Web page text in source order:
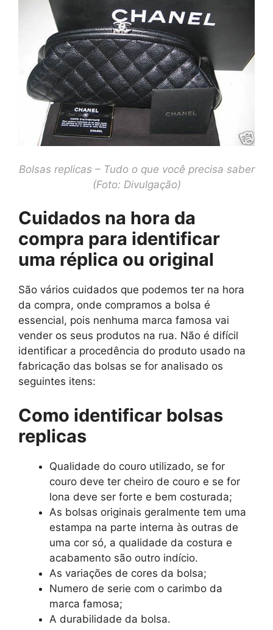
Bolsas replicas – Tudo o que você precisa saber
(Foto: Divulgação)
Cuidados na hora da
compra para identificar
uma réplica ou original
São vários cuidados que podemos ter na hora
da compra, onde compramos a bolsa é
essencial, pois nenhuma marca famosa vai
vender os seus produtos na rua. Não é difícil
identificar a procedência do produto usado na
fabricação das bolsas se for analisado os
seguintes itens:
Como identificar bolsas
replicas
Qualidade do couro utilizado, se for
couro deve ter cheiro de couro e se for
lona deve ser forte e bem costurada;
As bolsas originais geralmente tem uma
estampa na parte interna às outras de
uma cor só, a qualidade da costura e
acabamento são outro indício.
As variações de cores da bolsa;
Numero de serie com o carimbo da
marca famosa;
A durabilidade da bolsa.